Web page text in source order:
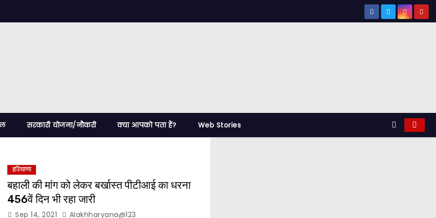
सरकारी योजना/नौकरी क्या आपको पता हैं? Web Stories
हरियाणा
बहाली की मांग को लेकर बर्खास्त पीटीआई का धरना
456वें दिन भी रहा जारी
Sep 14, 2021 Alakhharyana@123